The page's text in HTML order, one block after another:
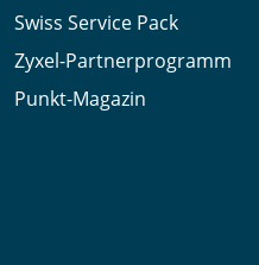
Swiss Service Pack
Zyxel-Partnerprogramm
Punkt-Magazin